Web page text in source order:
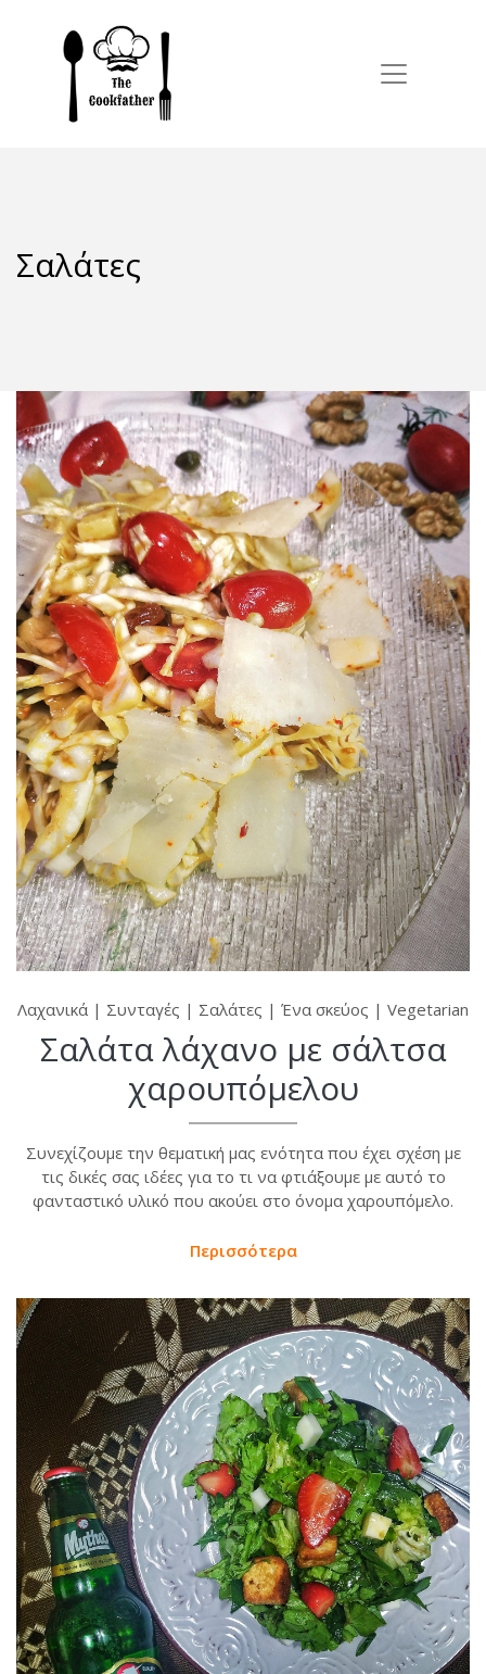
Σαλάτες
Λαχανικά | Συνταγές | Σαλάτες | Ένα σκεύος | Vegetarian
Σαλάτα λάχανο με σάλτσα
χαρουπόμελου
Συνεχίζουμε την θεματική μας ενότητα που έχει σχέση με
τις δικές σας ιδέες για το τι να φτιάξουμε με αυτό το
φανταστικό υλικό που ακούει στο όνομα χαρουπόμελο.
Περισσότερα